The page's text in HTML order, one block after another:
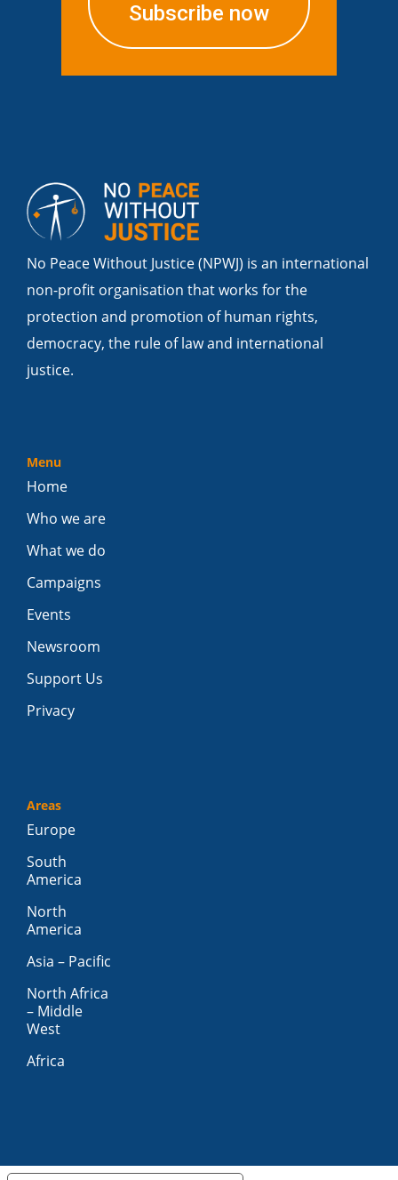
Subscribe now
No Peace Without Justice (NPWJ) is an international
non-profit organisation that works for the
protection and promotion of human rights,
democracy, the rule of law and international
justice.
Menu
Home
Who we are
What we do
Campaigns
Events
Newsroom
Support Us
Privacy
Areas
Europe
South
America
North
America
Asia – Pacific
North Africa
– Middle
West
Africa